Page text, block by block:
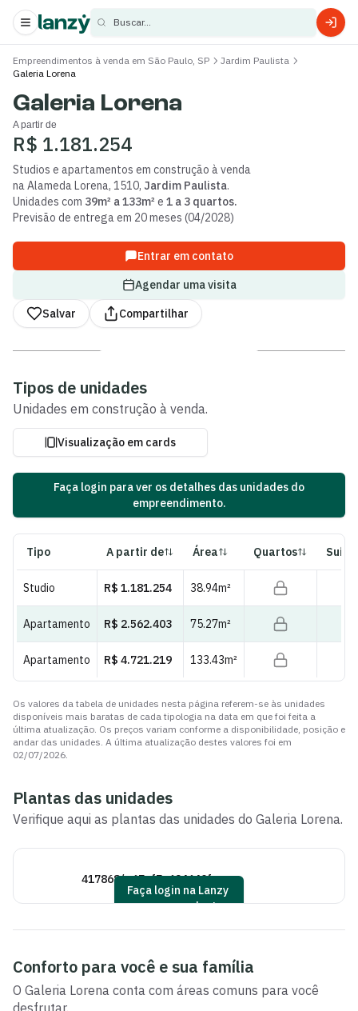
Buscar...
Empreendimentos à venda em São Paulo, SP
Jardim Paulista
Galeria Lorena
Galeria Lorena
A partir de
R$ 1.181.254
Studios e apartamentos em construção à venda
naAlameda Lorena, 1510, Jardim Paulista.
Unidades com 39m² a 133m² e 1 a 3 quartos.
Previsão de entrega em 20meses (04/2028)
Entrar em contato
Agendar uma visita
Salvar
Compartilhar
Tipos de unidades
Unidades em construção à venda.
Visualização em cards
Faça login para ver os detalhes das unidades do
empreendimento.
Tipo A partir de Área Quartos
Studio R$ 1.181.254 38.94m²
Apartamento R$ 2.562.403 75.27m²
Apartamento R$ 4.721.219 133.43m²
Os valores da tabela de unidades nesta página referem-se às unidades
disponíveis mais baratas de cada tipologia na data em que foi feita a
última atualização. Os preços variam conforme a disponibilidade, posição e
andar das unidades. A última atualização destes valores foi em
02/07/2026.
Plantas das unidades
Verifique aqui as plantas das unidades do Galeria Lorena.
417868/_67cf7a624640f
Faça login na Lanzy
para ver as plantas
Conforto para você e sua família
O Galeria Lorena conta com áreas comuns para você
desfrutar.